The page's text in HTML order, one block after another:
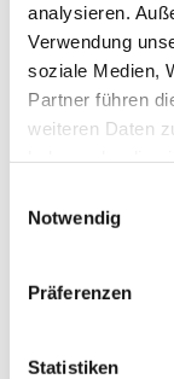
analysieren.
Verwendung
soziale Medien,
Partner führen
weiteren Daten
Notwendig
Präferenzen
Statistiken